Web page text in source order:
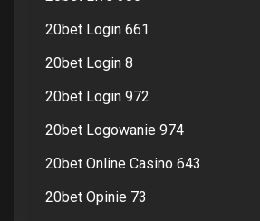
20bet Login 661
20bet Login 8
20bet Login 972
20bet Logowanie 974
20bet Online Casino 643
20bet Opinie 73